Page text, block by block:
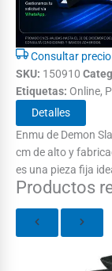
Consultar
SKU: 150910
Etiquetas: Online,
Detalles
Enmu de Demon
cm de alto y
es una pieza fija
Productos